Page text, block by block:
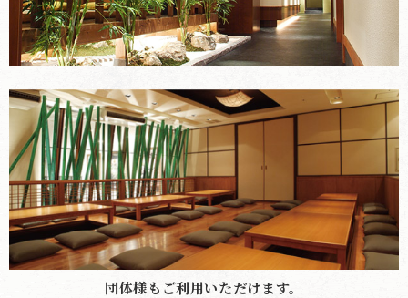
団体様もご利用いただけます。